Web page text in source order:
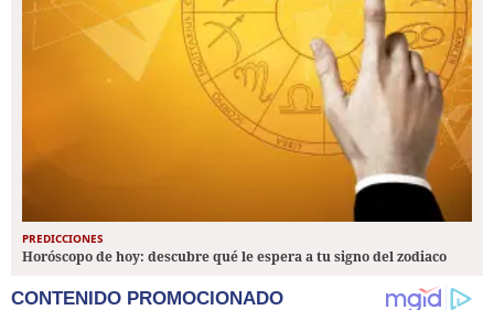
PREDICCIONES
Horóscopo de hoy: descubre qué le espera a tu signo del zodiaco
CONTENIDO PROMOCIONADO